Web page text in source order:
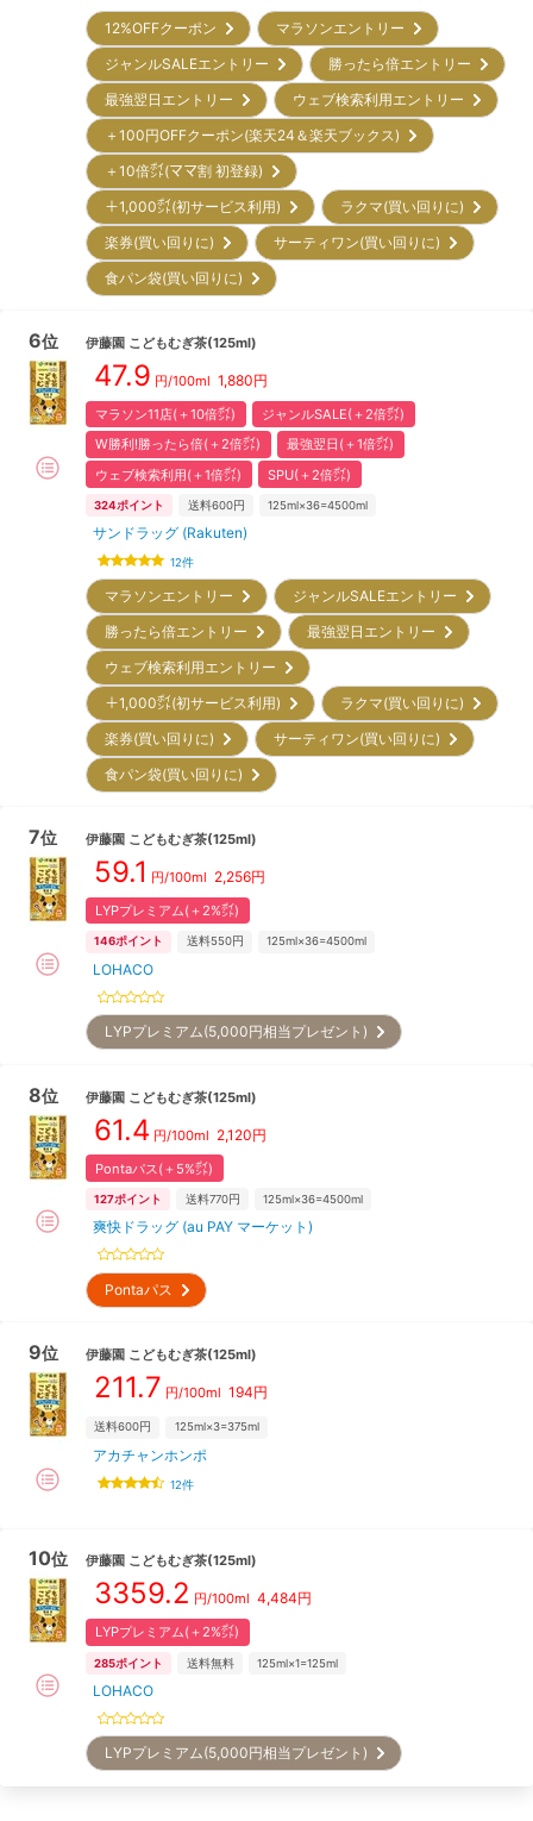
12%OFFクーポン
マラソンエントリー
ジャンルSALEエントリー
勝ったら倍エントリー
最強翌日エントリー
ウェブ検索利用エントリー
＋100円OFFクーポン(楽天24＆楽天ブックス)
＋10倍㌽(ママ割 初登録)
＋1,000㌽(初サービス利用)
ラクマ(買い回りに)
楽券(買い回りに)
サーティワン(買い回りに)
食パン袋(買い回りに)
6位 伊藤園 こどもむぎ茶(125ml)
47.9 円/100ml 1,880円
マラソン11店(＋10倍㌽)
ジャンルSALE(＋2倍㌽)
W勝利!勝ったら倍(＋2倍㌽)
最強翌日(＋1倍㌽)
ウェブ検索利用(＋1倍㌽)
SPU(＋2倍㌽)
324ポイント 送料600円 125ml×36=4500ml
サンドラッグ (Rakuten)
12件
マラソンエントリー
ジャンルSALEエントリー
勝ったら倍エントリー
最強翌日エントリー
ウェブ検索利用エントリー
＋1,000㌽(初サービス利用)
ラクマ(買い回りに)
楽券(買い回りに)
サーティワン(買い回りに)
食パン袋(買い回りに)
7位 伊藤園 こどもむぎ茶(125ml)
59.1 円/100ml 2,256円
LYPプレミアム(＋2%㌽)
146ポイント 送料550円 125ml×36=4500ml
LOHACO
LYPプレミアム(5,000円相当プレゼント)
8位 伊藤園 こどもむぎ茶(125ml)
61.4 円/100ml 2,120円
Pontaパス(＋5%㌽)
127ポイント 送料770円 125ml×36=4500ml
爽快ドラッグ (au PAY マーケット)
Pontaパス
9位 伊藤園 こどもむぎ茶(125ml)
211.7 円/100ml 194円
送料600円 125ml×3=375ml
アカチャンホンポ
12件
10位 伊藤園 こどもむぎ茶(125ml)
3359.2 円/100ml 4,484円
LYPプレミアム(＋2%㌽)
285ポイント 送料無料 125ml×1=125ml
LOHACO
LYPプレミアム(5,000円相当プレゼント)